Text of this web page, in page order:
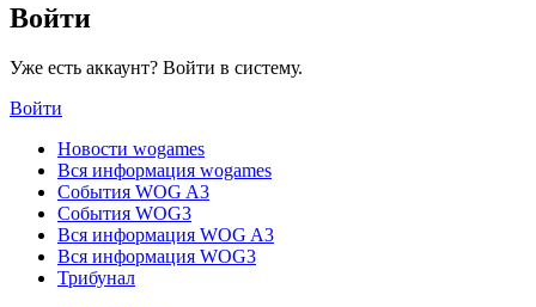
Войти
Уже есть аккаунт? Войти в систему.
Войти
Новости wogames
Вся информация wogames
События WOG A3
События WOG3
Вся информация WOG A3
Вся информация WOG3
Трибунал